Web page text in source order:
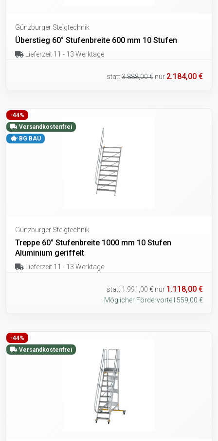
Günzburger Steigtechnik
Überstieg 60° Stufenbreite 600 mm 10 Stufen
Lieferzeit 11 - 13 Werktage
statt3.888,00 € nur 2.184,00 €
-44%
Versandkostenfrei
BG BAU
Günzburger Steigtechnik
Treppe 60° Stufenbreite 1000 mm 10 Stufen
Aluminium geriffelt
Lieferzeit 11 - 13 Werktage
statt1.991,00 € nur 1.118,00 €
Möglicher Fördervorteil 559,00 €
-44%
Versandkostenfrei